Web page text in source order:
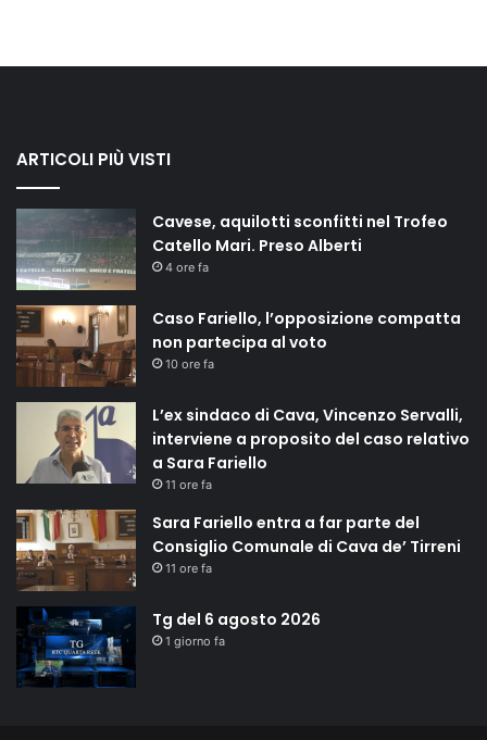
ARTICOLI PIÙ VISTI
Cavese, aquilotti sconfitti nel Trofeo
Catello Mari. Preso Alberti
4 ore fa
Caso Fariello, l’opposizione compatta
non partecipa al voto
10 ore fa
L’ex sindaco di Cava, Vincenzo Servalli,
interviene a proposito del caso relativo
a Sara Fariello
11 ore fa
Sara Fariello entra a far parte del
Consiglio Comunale di Cava de’ Tirreni
11 ore fa
Tg del 6 agosto 2026
1 giorno fa